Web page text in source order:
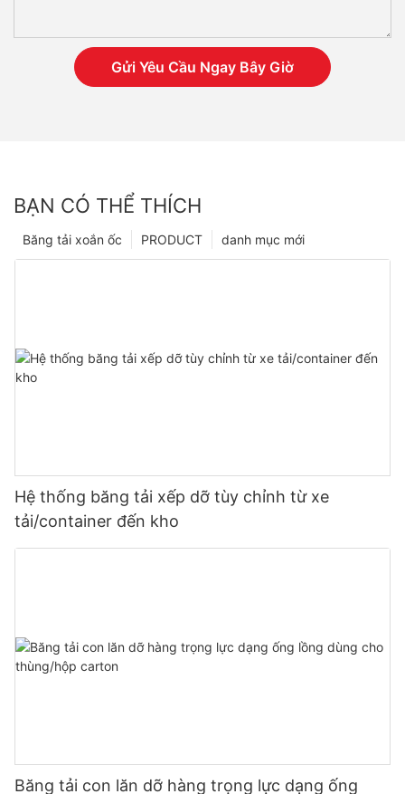
Gửi Yêu Cầu Ngay Bây Giờ
BẠN CÓ THỂ THÍCH
danh mục mới
PRODUCT
Băng tải xoắn ốc
Hệ thống băng tải xếp dỡ tùy chỉnh từ xe
tải/container đến kho
Băng tải con lăn dỡ hàng trọng lực dạng ống